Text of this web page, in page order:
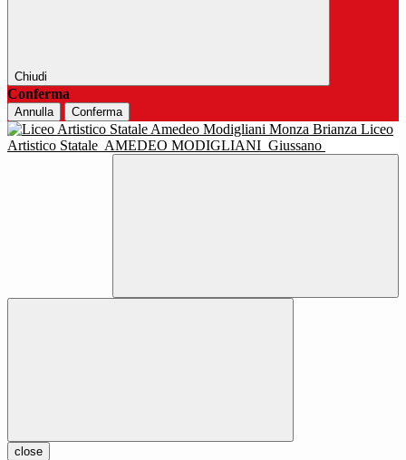
Chiudi
Conferma
Annulla Conferma
Liceo
Artistico Statale AMEDEO MODIGLIANI Giussano
close